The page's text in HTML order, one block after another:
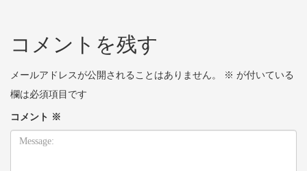
コメントを残す
メールアドレスが公開されることはありません。 ※ が付いている
欄は必須項目です
コメント ※